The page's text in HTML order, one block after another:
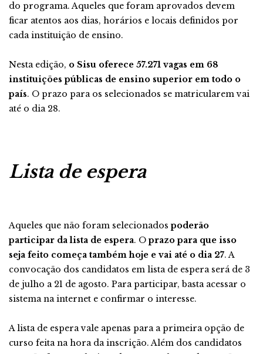
do programa. Aqueles que foram aprovados devem
ficar atentos aos dias, horários e locais definidos por
cada instituição de ensino.
Nesta edição, o Sisu oferece 57.271 vagas em 68
instituições públicas de ensino superior em todo o
país. O prazo para os selecionados se matricularem vai
até o dia 28.
Lista de espera
Aqueles que não foram selecionadospoderão
participar da lista de espera. Oprazo para que isso
seja feito começa também hoje e vai até o dia 27. A
convocação dos candidatos em lista de espera será de 3
de julho a 21 de agosto. Para participar, basta acessar o
sistema na internet e confirmar o interesse.
A lista de espera vale apenas para a primeira opção de
curso feita na hora da inscrição. Além dos candidatos